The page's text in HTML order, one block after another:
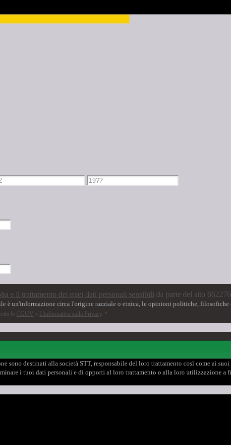
e il trattamento dei miei dati personali sensibili da parte del sito
è un'informazione circa l'origine razziale o etnica, le opinioni politiche, filosofiche
le CGUV e L'informativa sulla Privacy *
sono destinati alla società STT, responsabile del loro trattamento così come ai
i tuoi dati personali e di opporti al loro trattamento o alla loro utilizzazione